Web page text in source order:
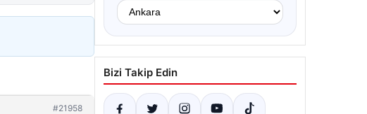
#21958
Bizi Takip Edin